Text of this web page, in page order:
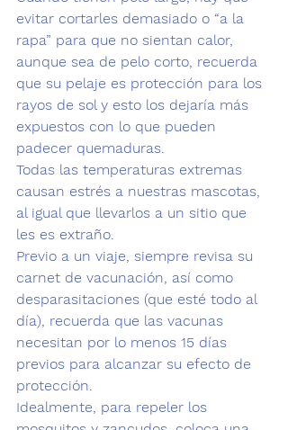
evitar cortarles demasiado o “a la
rapa” para que no sientan calor,
aunque sea de pelo corto, recuerda
que su pelaje es protección para los
rayos de sol y esto los dejaría más
expuestos con lo que pueden
padecer quemaduras.
Todas las temperaturas extremas
causan estrés a nuestras mascotas,
al igual que llevarlos a un sitio que
les es extraño.
Previo a un viaje, siempre revisa su
carnet de vacunación, así como
desparasitaciones (que esté todo al
día), recuerda que las vacunas
necesitan por lo menos 15 días
previos para alcanzar su efecto de
protección.
Idealmente, para repeler los